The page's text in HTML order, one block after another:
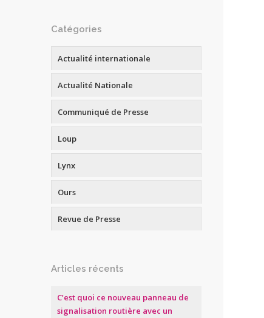
Catégories
Actualité internationale
Actualité Nationale
Communiqué de Presse
Loup
Lynx
Ours
Revue de Presse
Articles récents
C’est quoi ce nouveau panneau de
signalisation routière avec un